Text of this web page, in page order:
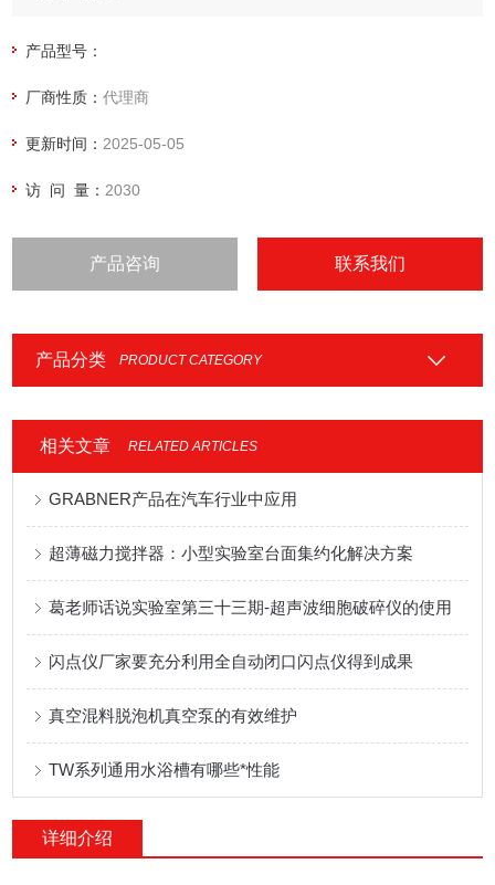
产品型号：
厂商性质：代理商
更新时间： 2025-05-05
访 问 量： 2030
产品咨询 联系我们
产品分类 PRODUCT CATEGORY
相关文章 RELATED ARTICLES
GRABNER产品在汽车行业中应用
超薄磁力搅拌器：小型实验室台面集约化解决方案
葛老师话说实验室第三十三期-超声波细胞破碎仪的使用
闪点仪厂家要充分利用全自动闭口闪点仪得到成果
真空混料脱泡机真空泵的有效维护
TW系列通用水浴槽有哪些*性能
详细介绍